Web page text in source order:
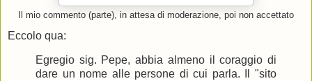
Il mio commento (parte), in attesa di moderazione, poi non accettato
Eccolo qua:
Egregio sig. Pepe, abbia almeno il coraggio di
dare un nome alle persone di cui parla. Il "sito